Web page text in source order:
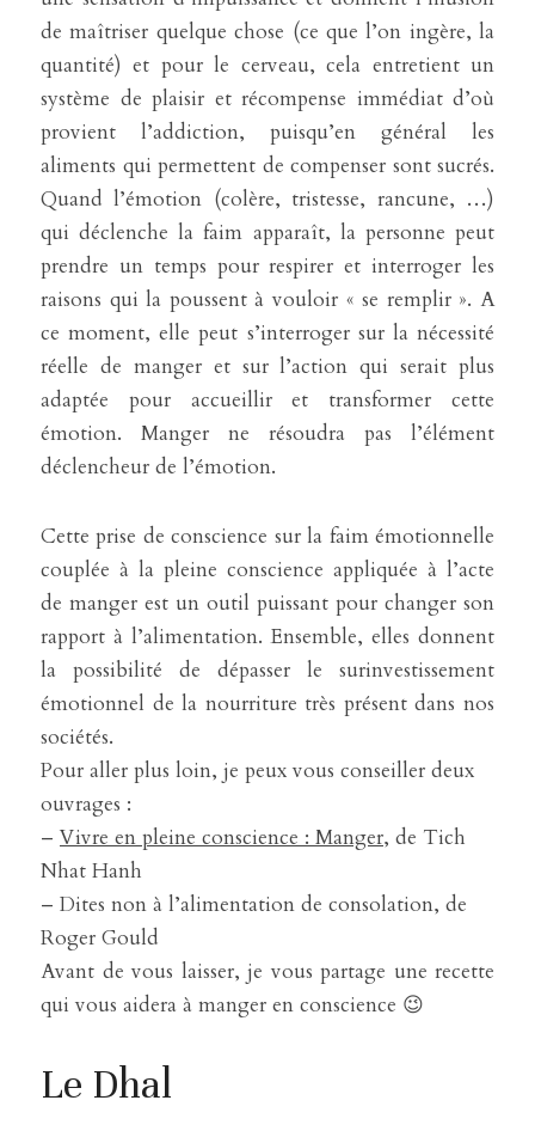
de maîtriser quelque chose (ce que l’on ingère, la
quantité) et pour le cerveau, cela entretient un
système de plaisir et récompense immédiat d’où
provient l’addiction, puisqu’en général les
aliments qui permettent de compenser sont sucrés.
Quand l’émotion (colère, tristesse, rancune, …)
qui déclenche la faim apparaît, la personne peut
prendre un temps pour respirer et interroger les
raisons qui la poussent à vouloir « se remplir ». A
ce moment, elle peut s’interroger sur la nécessité
réelle de manger et sur l’action qui serait plus
adaptée pour accueillir et transformer cette
émotion. Manger ne résoudra pas l’élément
déclencheur de l’émotion.
Cette prise de conscience sur la faim émotionnelle
couplée à la pleine conscience appliquée à l’acte
de manger est un outil puissant pour changer son
rapport à l’alimentation. Ensemble, elles donnent
la possibilité de dépasser le surinvestissement
émotionnel de la nourriture très présent dans nos
sociétés.
Pour aller plus loin, je peux vous conseiller deux
ouvrages :
– Vivre en pleine conscience : Manger, de Tich
Nhat Hanh
– Dites non à l’alimentation de consolation, de
Roger Gould
Avant de vous laisser, je vous partage une recette
qui vous aidera à manger en conscience 😉
Le Dhal